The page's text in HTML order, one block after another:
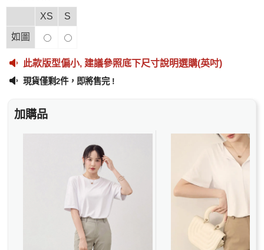
XS S
如圖
此款版型偏小, 建議參照底下尺寸說明選購(英吋)
現貨僅剩2件，即將售完 !
加購品